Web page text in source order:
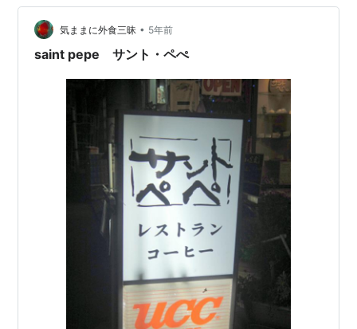
の中から Bコース 1760円（税込み） ミニサラダ、本日
の… 気ままに外食三昧 • 5年前
saint pepe サント・ペぺ